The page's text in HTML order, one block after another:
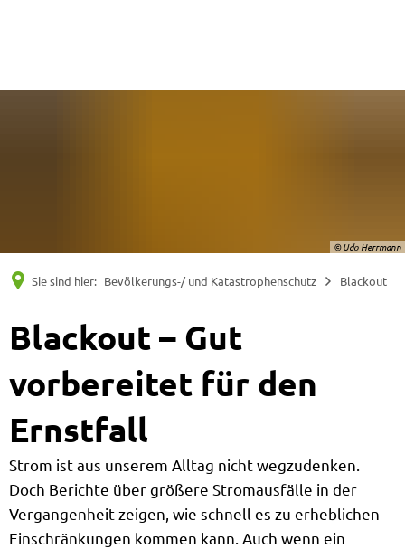
© Udo Herrmann
Sie sind hier: Bevölkerungs-/ und Katastrophenschutz Blackout
Blackout – Gut
vorbereitet für den
Ernstfall
Strom ist aus unserem Alltag nicht wegzudenken.
Doch Berichte über größere Stromausfälle in der
Vergangenheit zeigen, wie schnell es zu erheblichen
Einschränkungen kommen kann. Auch wenn ein